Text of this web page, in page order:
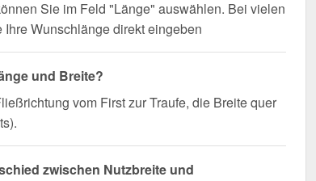
Sie im Feld "Länge" auswählen. Bei vielen
Ihre Wunschlänge direkt eingeben
und Breite?
vom First zur Traufe, die Breite quer
zwischen Nutzbreite und